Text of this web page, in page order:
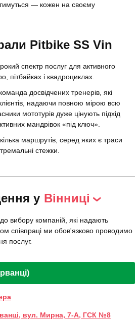
— кожен на своєму
Pitbike SS Vin
спектр послуг для активного
пітбайках і квадроциклах.
досвідчених тренерів, які
надаючи повною мірою всю
мототурів дуже цінують підхід
мандрівок «під ключ».
маршрутів, серед яких є траси
стежки.
у Вінниці
вибору компаній, які надають
співпраці ми обов'язково проводимо
послуг.
вул. Мирна, 7-А, ГСК №8